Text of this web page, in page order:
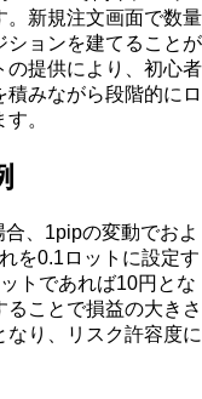
。新規注文画面で数量
ションを建てることが
の提供により、初心者
みながら段階的にロ
。
、1pipの変動でおよ
を0.1ロットに設定す
トであれば10円とな
ことで損益の大きさ
なり、リスク許容度に